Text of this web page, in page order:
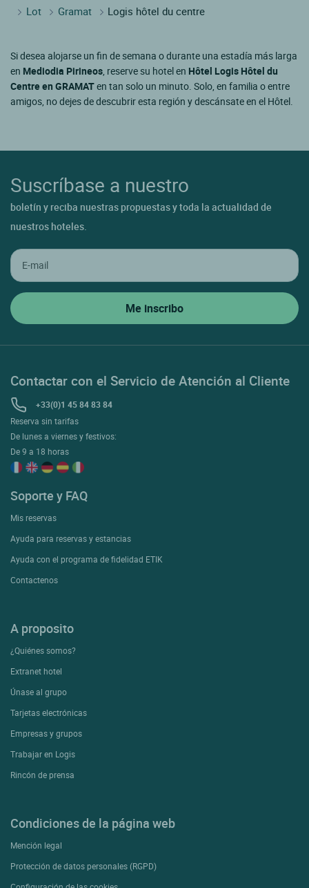
Lot
Gramat Logis hôtel du centre
Si desea alojarse un fin de semana o durante una estadía más larga
en Mediodia Pirineos , reserve su hotel en Hôtel Logis Hôtel du
Centre en GRAMATen tan solo un minuto. Solo, en familia o entre
amigos, no dejes de descubrir esta región y descánsate en el Hôtel.
Suscríbase a nuestro
boletín y reciba nuestras propuestas y toda la actualidad de
nuestros hoteles.
Contactar con el Servicio de Atención al Cliente
+33(0)1 45 84 83 84
Reserva sin tarifas
De lunes a viernes y festivos:
De 9 a 18 horas
Soporte y FAQ
Mis reservas
Ayuda para reservas y estancias
Ayuda con el programa de fidelidad ETIK
Contactenos
A proposito
¿Quiénes somos?
Extranet hotel
Únase al grupo
Tarjetas electrónicas
Empresas y grupos
Trabajar en Logis
Rincón de prensa
Condiciones de la página web
Mención legal
Protección de datos personales (RGPD)